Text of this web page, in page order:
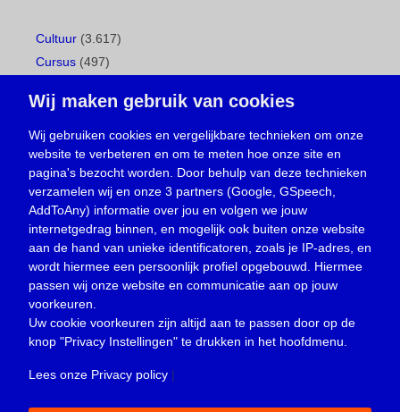
Cultuur (3.617)
Cursus (497)
Gemeentepagina(104)
Ingezonden brief(538)
Media(156)
Nieuws (23.329)
Oproep(734)
Overlijden(39)
Podcast(18)
prijsvraag (5)
Religie (1.438)
Service(226)
Wij maken gebruik van cookies
Wij gebruiken cookies en vergelijkbare technieken om onze
website te verbeteren en om te meten hoe onze site en
pagina's bezocht worden. Door behulp van deze technieken
verzamelen wij en onze 3 partners (Google, GSpeech,
AddToAny) informatie over jou en volgen we jouw
internetgedrag binnen, en mogelijk ook buiten onze website
aan de hand van unieke identificatoren, zoals je IP-adres, en
wordt hiermee een persoonlijk profiel opgebouwd. Hiermee
passen wij onze website en communicatie aan op jouw
voorkeuren.
Uw cookie voorkeuren zijn altijd aan te passen door op de
knop "Privacy Instellingen" te drukken in het hoofdmenu.
Lees onze Privacy policy |